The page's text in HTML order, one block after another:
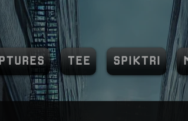
le dénonciateur, voici
TEE SPIKTRI